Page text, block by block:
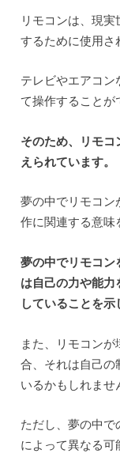
リモコンは、現
するために使用さ
テレビやエアコン
て操作することが
そのため、リモコ
えられています。
夢の中でリモコン
作に関連する意味
夢の中でリモコン
は自己の力や能力
していることを示
また、リモコン
合、それは自己の
いるかもしれませ
ただし、夢の中で
によって異なる可